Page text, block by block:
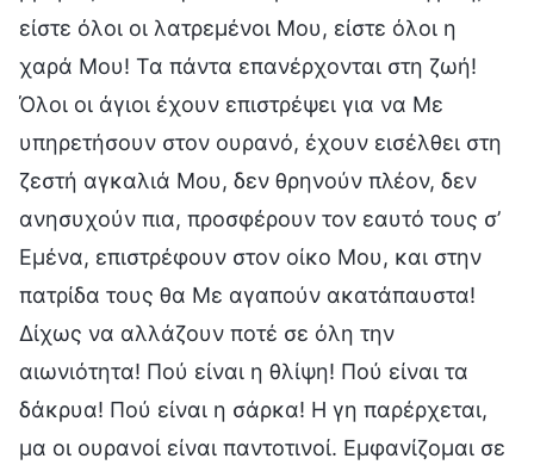
είστε όλοι οι λατρεμένοι Μου, είστε όλοι η
χαρά Μου! Τα πάντα επανέρχονται στη ζωή!
Όλοι οι άγιοι έχουν επιστρέψει για να Με
υπηρετήσουν στον ουρανό, έχουν εισέλθει στη
ζεστή αγκαλιά Μου, δεν θρηνούν πλέον, δεν
ανησυχούν πια, προσφέρουν τον εαυτό τους σ’
Εμένα, επιστρέφουν στον οίκο Μου, και στην
πατρίδα τους θα Με αγαπούν ακατάπαυστα!
Δίχως να αλλάζουν ποτέ σε όλη την
αιωνιότητα! Πού είναι η θλίψη! Πού είναι τα
δάκρυα! Πού είναι η σάρκα! Η γη παρέρχεται,
μα οι ουρανοί είναι παντοτινοί. Εμφανίζομαι σε